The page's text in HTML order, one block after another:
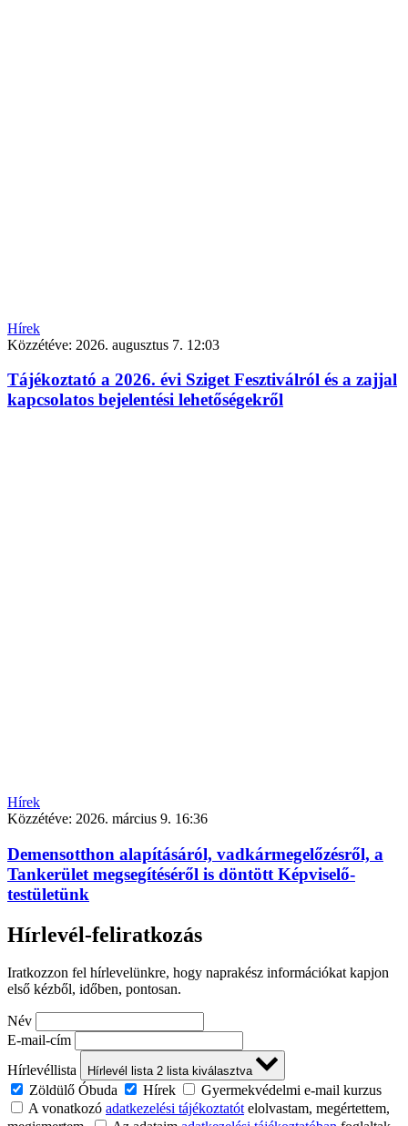
Hírek
Közzétéve: 2026. augusztus 7. 12:03
Tájékoztató a 2026. évi Sziget Fesztiválról és a zajjal
kapcsolatos bejelentési lehetőségekről
Hírek
Közzétéve: 2026. március 9. 16:36
Demensotthon alapításáról, vadkármegelőzésről, a
Tankerület megsegítéséről is döntött Képviselő-
testületünk
Hírlevél-feliratkozás
Iratkozzon fel hírlevelünkre, hogy naprakész információkat kapjon
első kézből, időben, pontosan.
Név
E-mail-cím
Hírlevéllista
Hírlevél lista 2 lista kiválasztva
Zöldülő Óbuda Hírek
Gyermekvédelmi e-mail kurzus
A vonatkozó adatkezelési tájékoztatótelolvastam, megértettem,